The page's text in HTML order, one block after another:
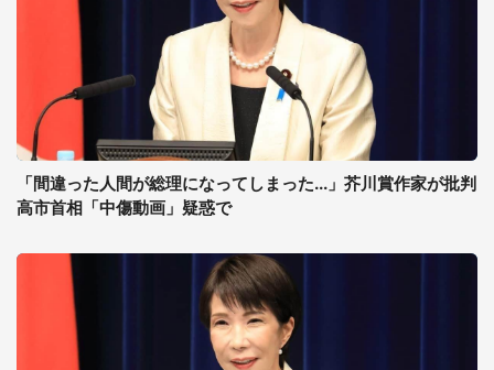
「間違った人間が総理になってしまった...」芥川賞作家が批判
高市首相「中傷動画」疑惑で